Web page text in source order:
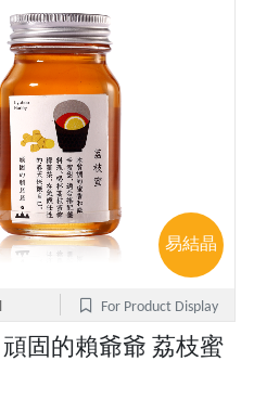
易結晶
For Product Display
頑固的賴爺爺 荔枝蜜